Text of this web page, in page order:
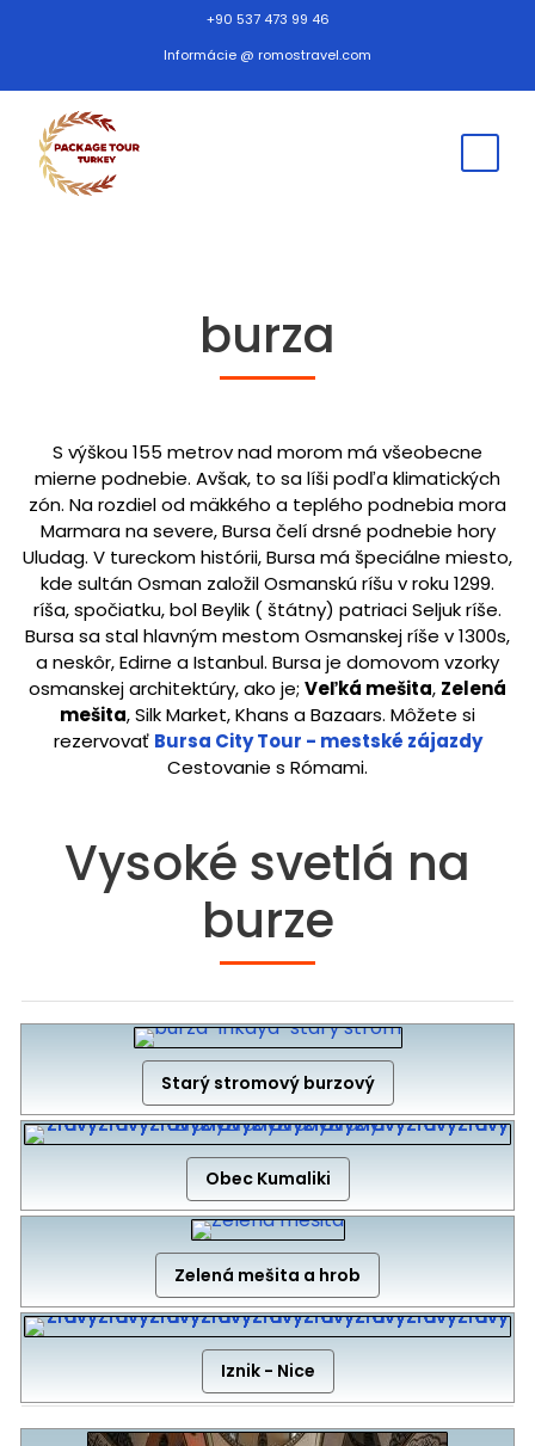
+90 537 473 99 46
Informácie @ romostravel.com
burza
S výškou 155 metrov nad morom má všeobecne
mierne podnebie. Avšak, to sa líši podľa klimatických
zón. Na rozdiel od mäkkého a teplého podnebia mora
Marmara na severe, Bursa čelí drsné podnebie hory
Uludag. V tureckom histórii, Bursa má špeciálne miesto,
kde sultán Osman založil Osmanskú ríšu v roku 1299.
ríša, spočiatku, bol Beylik ( štátny) patriaci Seljuk ríše.
Bursa sa stal hlavným mestom Osmanskej ríše v 1300s,
a neskôr, Edirne a Istanbul. Bursa je domovom vzorky
osmanskej architektúry, ako je; Veľká mešita, Zelená
mešita, Silk Market, Khans a Bazaars. Môžete si
rezervovať Bursa City Tour - mestské zájazdy
Cestovanie s Rómami.
Vysoké svetlá na
burze
Starý stromový burzový
Obec Kumaliki
Zelená mešita a hrob
Iznik - Nice